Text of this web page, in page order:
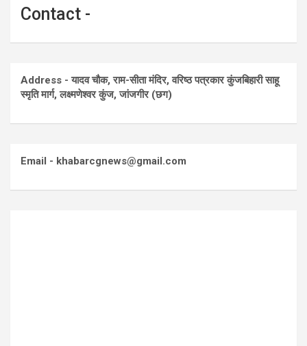
Contact -
Address - यादव चौक, राम-सीता मंदिर, वरिष्ठ पत्रकार कुंजबिहारी साहू
स्मृति मार्ग, लक्ष्मणेश्वर कुंज, जांजगीर (छग)
Email - khabarcgnews@gmail.com